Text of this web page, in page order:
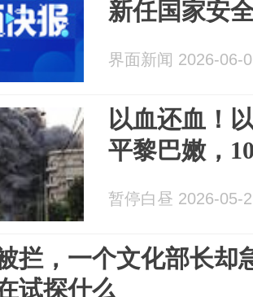
新任国家安
界面新闻 2026-06-
以血还血！
平黎巴嫩，
暂停白昼 2026-05-
拦，一个文化部长却
试探什么